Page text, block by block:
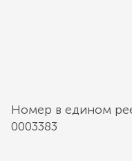
Номер в едином
0003383